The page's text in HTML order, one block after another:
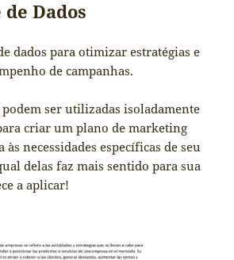
Dados
dados para otimizar estratégias e
de campanhas.
podem ser utilizadas isoladamente
criar um plano de marketing
às necessidades específicas de seu
delas faz mais sentido para sua
a aplicar!